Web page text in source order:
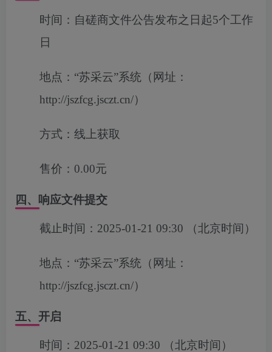
时间： 自磋商文件公告发布之日起5个工作
日
地点： “苏采云”系统（网址：
http://jszfcg.jsczt.cn/）
方式： 线上获取
售价： 0.00元
四、响应文件提交
截止时间： 2025-01-21 09:30 （北京时间）
地点： “苏采云”系统（网址：
http://jszfcg.jsczt.cn/）
五、开启
时间： 2025-01-21 09:30 （北京时间）